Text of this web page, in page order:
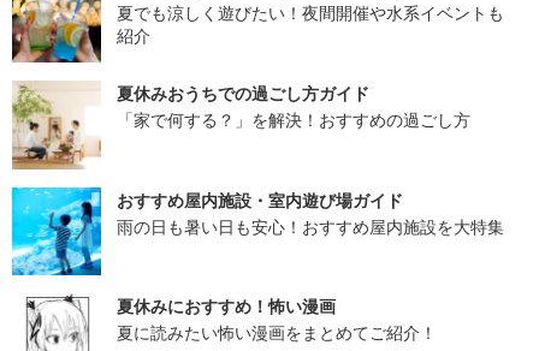
夏でも涼しく遊びたい！夜間開催や水系イベントも
紹介
夏休みおうちでの過ごし方ガイド
「家で何する？」を解決！おすすめの過ごし方
おすすめ屋内施設・室内遊び場ガイド
雨の日も暑い日も安心！おすすめ屋内施設を大特集
夏休みにおすすめ！怖い漫画
夏に読みたい怖い漫画をまとめてご紹介！